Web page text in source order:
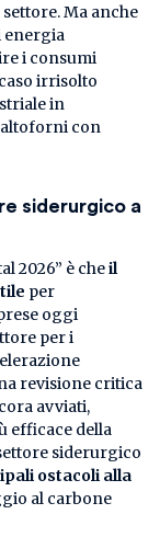
Ma anche
energia
i consumi
irrisolto
in
altoforni con
siderurgico a
2026” è cheil
per
oggi
per i
revisione critica
avviati,
efficace della
siderurgico
ostacoli alla
al carbone